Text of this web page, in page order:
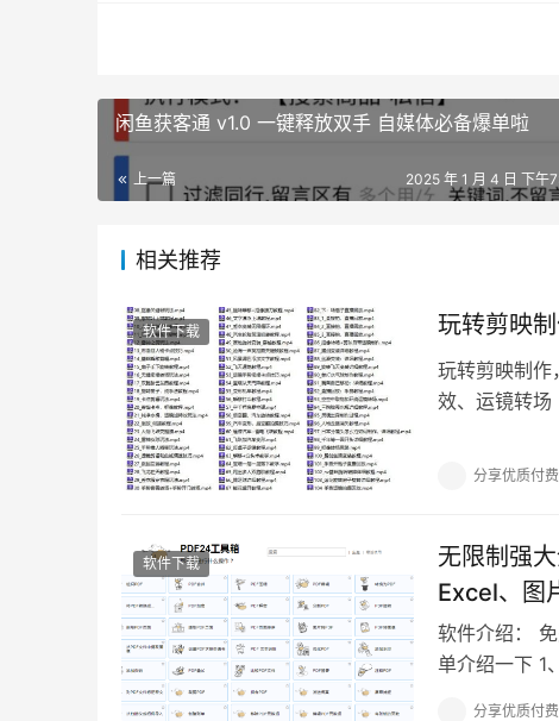
闲鱼获客通 v1.0 一键释放双手 自媒体必备爆单啦
上一篇 2025 年 1 月 4 日 下午
相关推荐
软件下载 玩转剪映
玩转剪映制作
效、运镜转场
分享优质付
软件下载
无限制强
Excel、图
软件介绍：
单介绍一下 1
分享优质付